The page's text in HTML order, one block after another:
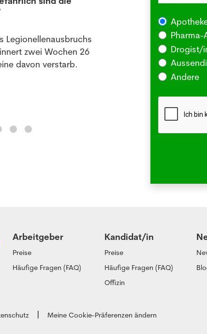
Legionellenausbruchs
zwei Wochen 26
davon verstarb.
oder
Drogist/
Andere
Arbeitgeber
Preise
Häufige Fragen (FAQ)
Kandidat/in
Preise
Häufige Fragen (FAQ)
Offizin
Meine Cookie-Präferenzen ändern